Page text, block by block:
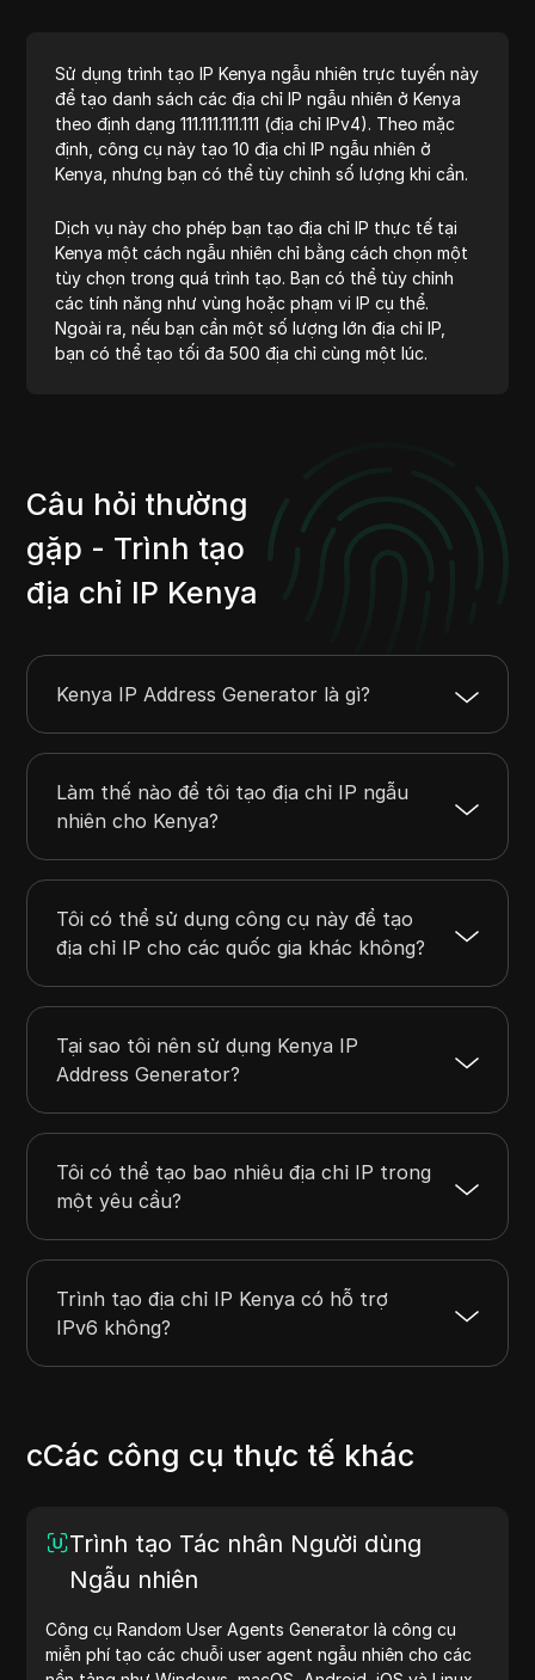
Sử dụng trình tạo IP Kenya ngẫu nhiên trực tuyến này
để tạo danh sách các địa chỉ IP ngẫu nhiên ở Kenya
theo định dạng 111.111.111.111 (địa chỉ IPv4). Theo mặc
định, công cụ này tạo 10 địa chỉ IP ngẫu nhiên ở
Kenya, nhưng bạn có thể tùy chỉnh số lượng khi cần.
Dịch vụ này cho phép bạn tạo địa chỉ IP thực tế tại
Kenya một cách ngẫu nhiên chỉ bằng cách chọn một
tùy chọn trong quá trình tạo. Bạn có thể tùy chỉnh
các tính năng như vùng hoặc phạm vi IP cụ thể.
Ngoài ra, nếu bạn cần một số lượng lớn địa chỉ IP,
bạn có thể tạo tối đa 500 địa chỉ cùng một lúc.
Câu hỏi thường
gặp - Trình tạo
địa chỉ IP Kenya
Kenya IP Address Generator là gì?
Làm thế nào để tôi tạo địa chỉ IP ngẫu
nhiên cho Kenya?
Tôi có thể sử dụng công cụ này để tạo
địa chỉ IP cho các quốc gia khác không?
Tại sao tôi nên sử dụng Kenya IP
Address Generator?
Tôi có thể tạo bao nhiêu địa chỉ IP trong
một yêu cầu?
Trình tạo địa chỉ IP Kenya có hỗ trợ
IPv6 không?
cCác công cụ thực tế khác
Trình tạo Tác nhân Người dùng
Ngẫu nhiên
Công cụ Random User Agents Generator là công cụ
miễn phí tạo các chuỗi user agent ngẫu nhiên cho các